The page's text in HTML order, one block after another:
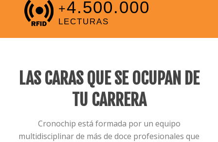
+4.500.000
LECTURAS
LAS CARAS QUE SE OCUPAN DE
TU CARRERA
Cronochip está formada por un equipo
multidisciplinar de más de doce profesionales que